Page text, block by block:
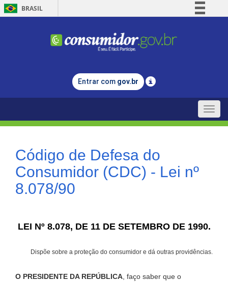
BRASIL
Comunica BR
Legislação
Entrar com gov.br
Toggle
Código de Defesa do
Consumidor (CDC) - Lei nº
8.078/90
LEI Nº 8.078, DE 11 DE SETEMBRO DE 1990.
Dispõe sobre a proteção do consumidor e dá outras providências.
O PRESIDENTE DA REPÚBLICA , faço saber que o